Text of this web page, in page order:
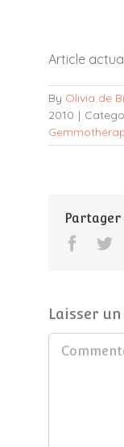
Article
By Olivia de
2010 |
Laisser
Commentaire